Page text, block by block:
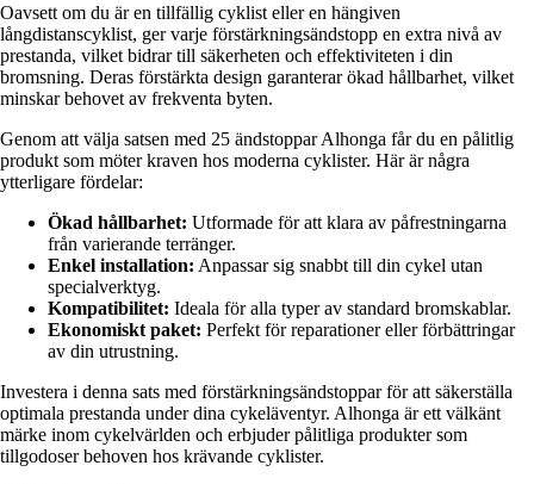
Oavsett om du är en tillfällig cyklist eller en hängiven
långdistanscyklist, ger varje förstärkningsändstopp en extra nivå av
prestanda, vilket bidrar till säkerheten och effektiviteten i din
bromsning. Deras förstärkta design garanterar ökad hållbarhet, vilket
minskar behovet av frekventa byten.
Genom att välja satsen med 25 ändstoppar Alhonga får du en pålitlig
produkt som möter kraven hos moderna cyklister. Här är några
ytterligare fördelar:
Ökad hållbarhet: Utformade för att klara av påfrestningarna
från varierande terränger.
Enkel installation: Anpassar sig snabbt till din cykel utan
specialverktyg.
Kompatibilitet: Ideala för alla typer av standard bromskablar.
Ekonomiskt paket: Perfekt för reparationer eller förbättringar
av din utrustning.
Investera i denna sats med förstärkningsändstoppar för att säkerställa
optimala prestanda under dina cykeläventyr. Alhonga är ett välkänt
märke inom cykelvärlden och erbjuder pålitliga produkter som
tillgodoser behoven hos krävande cyklister.